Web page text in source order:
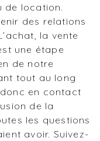
de location.
des relations
la vente
une étape
de notre
tout au long
en contact
de la
les questions
avoir. Suivez-